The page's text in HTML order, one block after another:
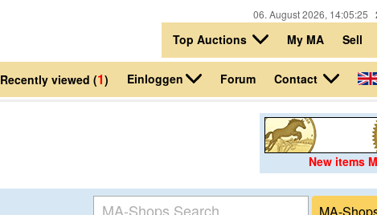
06. August 2026, 14:05:25
Top Auctions My MA Sell
Recently viewed (1) Einloggen Forum Contact
New items